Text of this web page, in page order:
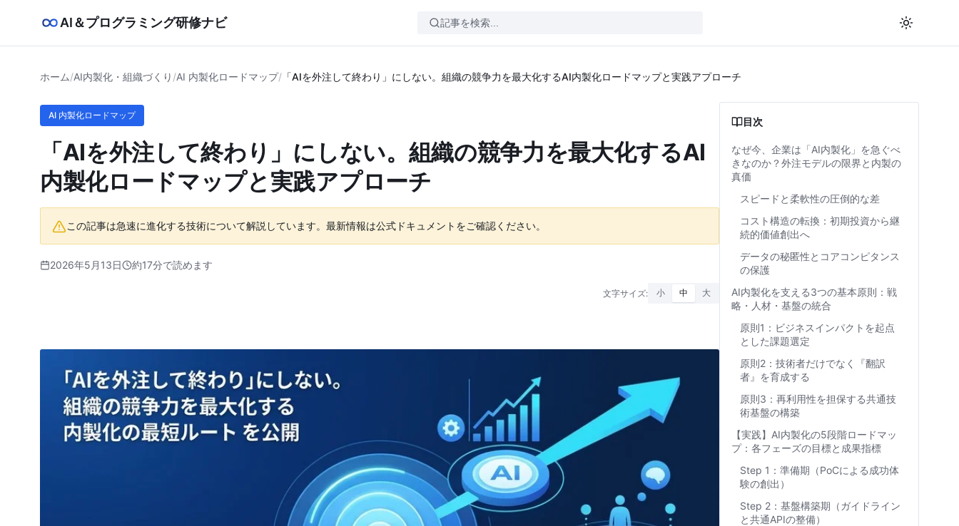
AI＆プログラミング研修ナビ
ホーム/AI内製化・組織づくり /AI 内製化ロードマップ/ 「AIを外注して終わり」にしない。組織の競争力を最大化するAI内製化ロードマップと実践アプローチ
AI 内製化ロードマップ
「AIを外注して終わり」にしない。組織の競争力を最大化するAI
内製化ロードマップと実践アプローチ
この記事は急速に進化する技術について解説しています。最新情報は公式ドキュメントをご確認ください。
2026年5月13日 約17分で読めます
文字サイズ: 小 中 大
目次
なぜ今、企業は「AI内製化」を急ぐべ
きなのか？外注モデルの限界と内製の
真価
スピードと柔軟性の圧倒的な差
コスト構造の転換：初期投資から継
続的価値創出へ
データの秘匿性とコアコンピタンス
の保護
AI内製化を支える3つの基本原則：戦
略・人材・基盤の統合
原則1：ビジネスインパクトを起点
とした課題選定
原則2：技術者だけでなく『翻訳
者』を育成する
原則3：再利用性を担保する共通技
術基盤の構築
【実践】AI内製化の5段階ロードマッ
プ：各フェーズの目標と成果指標
Step 1：準備期（PoCによる成功体
験の創出）
Step 2：基盤構築期（ガイドライン
と共通APIの整備）